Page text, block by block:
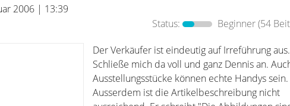
2006 | 13:39
Status:
Beginner(54
Der Verkäufer ist eindeutig auf Irreführung aus.
Schließe mich da voll und ganz Dennis an.
Ausstellungsstücke können echte Handys sein.
Ausserdem ist die Artikelbeschreibung nicht